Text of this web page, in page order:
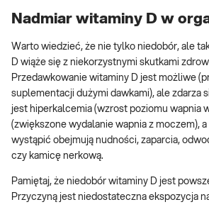
Nadmiar witaminy D w
Warto wiedzieć, że nie tylko niedobór, ale
D wiąże się z niekorzystnymi skutkami
Przedawkowanie witaminy D jest możliwe
suplementacji dużymi dawkami), ale zdarza
jest hiperkalcemia (wzrost poziomu wapnia
(zwiększone wydalanie wapnia z moczem),
wystąpić obejmują nudności, zaparcia,
czy kamicę nerkową.
Pamiętaj, że niedobór witaminy D jest
Przyczyną jest niedostateczna ekspozycja